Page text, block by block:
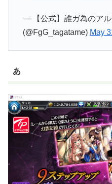
— 【公式】誰ガ為のアル
(@FgG_tagatame) May
あ